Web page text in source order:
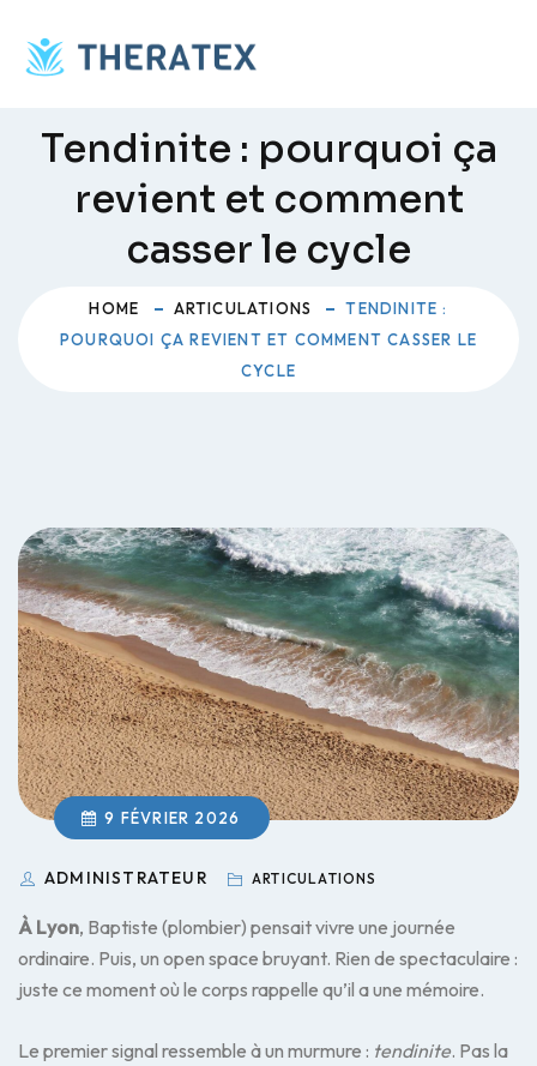
content
Tendinite : pourquoi ça
revient et comment
casser le cycle
HOME ARTICULATIONS
TENDINITE :
POURQUOI ÇA REVIENT ET COMMENT CASSER LE
CYCLE
9 FÉVRIER 2026
ADMINISTRATEUR ARTICULATIONS
À Lyon, Baptiste (plombier) pensait vivre une journée
ordinaire. Puis, un open space bruyant. Rien de spectaculaire :
juste ce moment où le corps rappelle qu’il a une mémoire.
Le premier signal ressemble à un murmure : tendinite. Pas la